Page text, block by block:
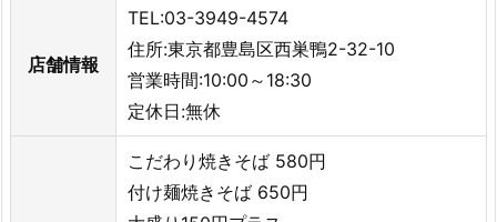
店舗情報
TEL:03-3949-4574
住所:東京都豊島区西巣鴨2-32-10
営業時間:10:00～18:30
定休日:無休
こだわり焼きそば 580円
付け麺焼きそば 650円